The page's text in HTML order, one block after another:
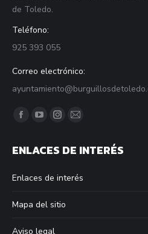
de Toledo.
Teléfono:
925 393 055
Correo electrónico:
Find us on:
Facebook
opens
new
window
YouTube
opens
new
window
Instagram
opens
new
window
Mail
opens
new
ENLACES DE INTERÉS
Enlaces de interés
Mapa del sitio
Aviso legal